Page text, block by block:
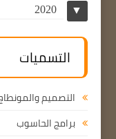
▼
2020
التسميات
التصميم
برامج الحاسوب